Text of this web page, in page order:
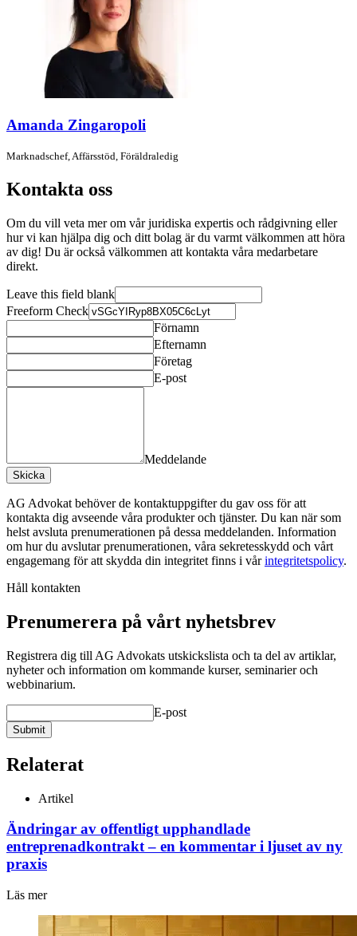
Amanda Zingaropoli
Marknadschef,Affärsstöd, Föräldraledig
Kontakta oss
Om du vill veta mer om vår juridiska expertis och rådgivning eller
hur vi kan hjälpa dig och ditt bolag är du varmt välkommen att höra
av dig! Du är också välkommen att kontakta våra medarbetare
direkt.
Leave this field blank
Freeform Check
Förnamn
Efternamn
Företag
E-post
Meddelande
Skicka
AG Advokat behöver de kontaktuppgifter du gav oss för att
kontakta dig avseende våra produkter och tjänster. Du kan när som
helst avsluta prenumerationen på dessa meddelanden. Information
om hur du avslutar prenumerationen, våra sekretesskydd och vårt
engagemang för att skydda din integritet finns i vårintegritetspolicy.
Håll kontakten
Prenumerera på vårt nyhetsbrev
Registrera dig till AG Advokats utskickslista och ta del av artiklar,
nyheter och information om kommande kurser, seminarier och
webbinarium.
E-post
Submit
Relaterat
Artikel
Ändringar av offentligt upphandlade
entreprenadkontrakt – en kommentar i ljuset av ny
praxis
Läs mer